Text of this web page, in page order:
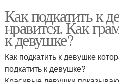
Как подкатить к
нравится. Как
к девушке?
Как подкатить к девушке
подкатить к девушке?